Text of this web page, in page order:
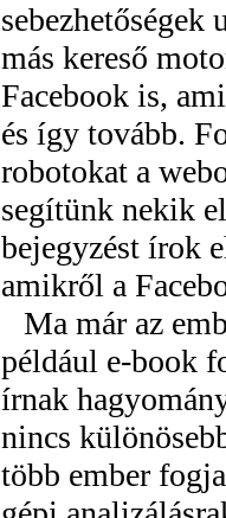
más kereső
Facebook is,
és így tovább.
robotokat a
segítünk nekik
bejegyzést írok
amikről a
Ma már az
például e-book
írnak
nincs
több ember